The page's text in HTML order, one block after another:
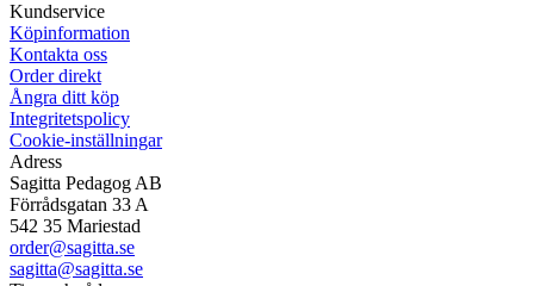
Kundservice
Köpinformation
Kontakta oss
Order direkt
Ångra ditt köp
Integritetspolicy
Cookie-inställningar
Adress
Sagitta Pedagog AB
Förrådsgatan 33 A
542 35 Mariestad
order@sagitta.se
sagitta@sagitta.se